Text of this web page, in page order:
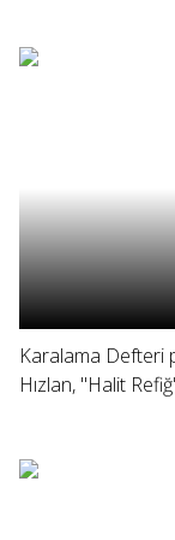
Karalama Defteri
Hızlan, "Halit